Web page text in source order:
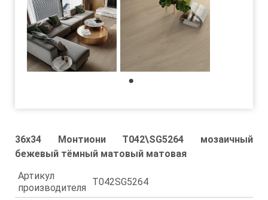
36x34 Монтиони T042\SG5264 мозаичный
бежевый тёмный матовый матовая
Артикул
производителя
T042SG5264